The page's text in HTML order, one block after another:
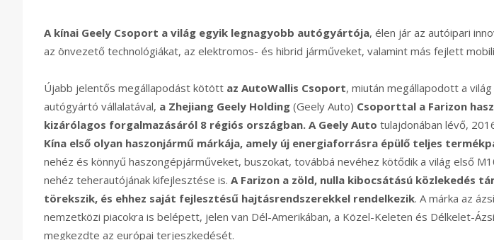
A kínai Geely Csoport a világ egyik legnagyobb autógyártója, élen jár az autóipari
az önvezető technológiákat, az elektromos- és hibrid járműveket, valamint más fejlett
Újabb jelentős megállapodást kötött az AutoWallis Csoport, miután megállapodott a
autógyártó vállalatával, a Zhejiang Geely Holding (Geely Auto) Csoporttal a Farizon
kizárólagos forgalmazásáról 8 régiós országban. A Geely Auto tulajdonában lévő,
Kína első olyan haszonjármű márkája, amely új energiaforrásra épülő teljes
nehéz és könnyű haszongépjárműveket, buszokat, továbbá nevéhez kötődik a világ első
nehéz teherautójának kifejlesztése is. A Farizon a zöld, nulla kibocsátású közlekedés
törekszik, és ehhez saját fejlesztésű hajtásrendszerekkel rendelkezik. A márka az
nemzetközi piacokra is belépett, jelen van Dél-Amerikában, a Közel-Keleten és Délkelet-
megkezdte az európai terjeszkedését.